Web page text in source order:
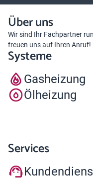
Über uns
Wir sind Ihr Fachpartner
freuen uns auf Ihren Anruf!
Systeme
Gasheizung
Ölheizung
Services